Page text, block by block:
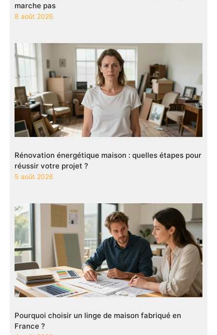
marche pas
8 août 2026
Rénovation énergétique maison : quelles étapes pour
réussir votre projet ?
5 août 2026
Pourquoi choisir un linge de maison fabriqué en
France ?